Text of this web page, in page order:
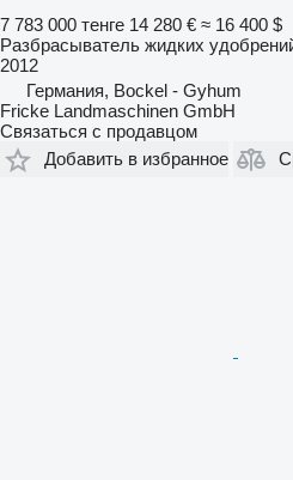
7 783 000 тенге 14 280 € ≈ 16 400 $
Разбрасыватель жидких
2012
Германия, Bockel - Gyhum
Fricke Landmaschinen GmbH
Связаться с продавцом
Добавить в избранное